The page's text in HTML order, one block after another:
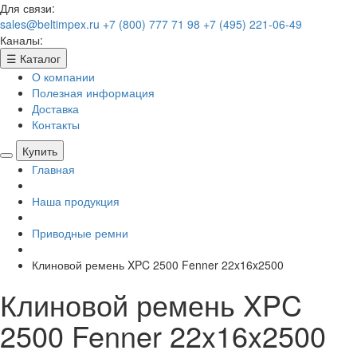
Для связи:
sales@beltimpex.ru +7 (800) 777 71 98 +7 (495) 221-06-49
Каналы:
☰ Каталог
О компании
Полезная информация
Доставка
Контакты
Купить
Главная
Наша продукция
Приводные ремни
Клиновой ремень XPC 2500 Fenner 22x16x2500
Клиновой ремень XPC
2500 Fenner 22x16x2500